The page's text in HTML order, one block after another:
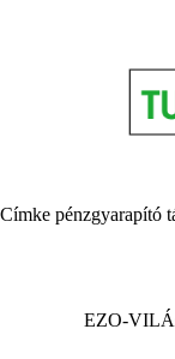
Címke pénzgyarapító
EZO-